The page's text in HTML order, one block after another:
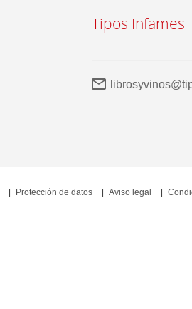
Tipos Infames
Protección de datos Aviso legal